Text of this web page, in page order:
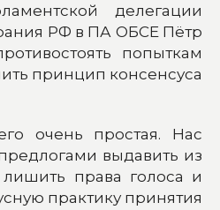
делегации
РФ в ПА ОБСЕ Пётр
попыткам
принцип консенсуса
очень простая. Нас
выдавить из
права голоса и
практику принятия